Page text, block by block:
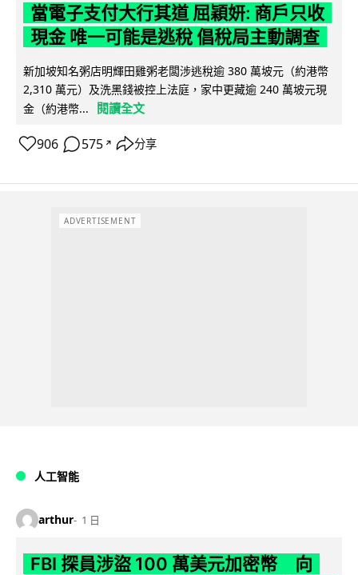
當電子支付大行其道 屈穎妍: 商戶只收
現金 唯一可能是逃稅 倡稅局主動調查
新加坡知名粥店明輝田雞粥老闆涉逃稅逾 380 萬坡元（約港幣
2,310 萬元）及洗黑錢被控上法庭，家中更藏逾 240 萬坡元現
金（約港幣...
閱讀全文
906 575 ↗ 分享
ADVERTISEMENT
人工智能
arthur 1 日
FBI 探員涉盜 100 萬美元加密幣 向